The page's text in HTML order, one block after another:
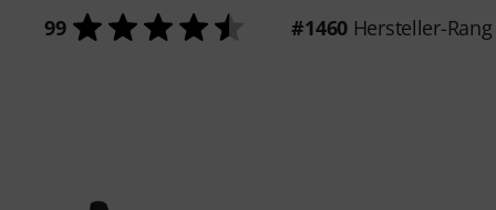
99 #1460Hersteller-Rang